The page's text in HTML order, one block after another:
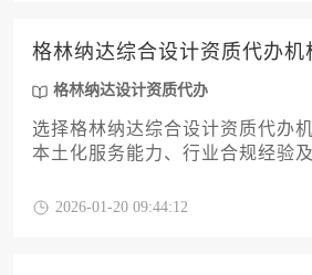
格林纳达综合设计资质代办
格林纳达设计资质代办
选择格林纳达综合设计资质代办
本土化服务能力、行业合规经验
程专业化服务。
2026-01-20 09:44:12